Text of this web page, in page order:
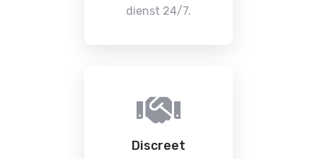
dienst 24/7.
Discreet